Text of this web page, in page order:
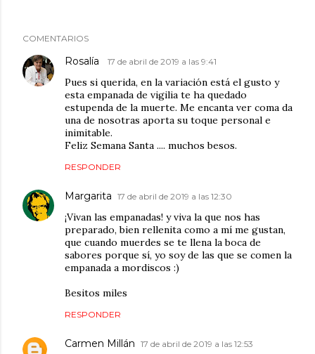
COMENTARIOS
Rosalía 17 de abril de 2019 a las 9:41
Pues si querida, en la variación está el gusto y
esta empanada de vigilia te ha quedado
estupenda de la muerte. Me encanta ver coma da
una de nosotras aporta su toque personal e
inimitable.
Feliz Semana Santa .... muchos besos.
RESPONDER
Margarita 17 de abril de 2019 a las 12:30
¡Vivan las empanadas! y viva la que nos has
preparado, bien rellenita como a mí me gustan,
que cuando muerdes se te llena la boca de
sabores porque sí, yo soy de las que se comen la
empanada a mordiscos :)
Besitos miles
RESPONDER
Carmen Millán 17 de abril de 2019 a las 12:53